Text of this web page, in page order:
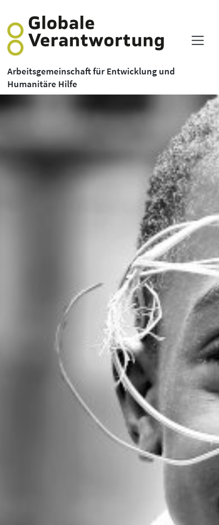
Arbeitsgemeinschaft für Entwicklung und
Humanitäre Hilfe